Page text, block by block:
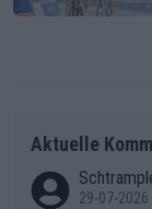
Aktuelle
29-07-2026